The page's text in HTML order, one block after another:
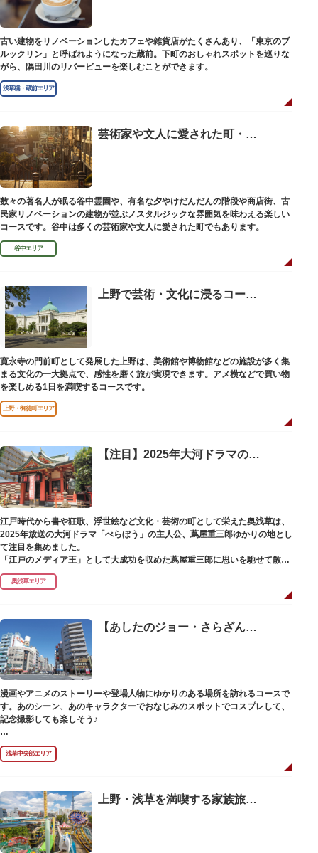
古い建物をリノベーションしたカフェや雑貨店がたくさんあり、「東京のブ
ルックリン」と呼ばれようになった蔵前。下町のおしゃれスポットを巡りな
がら、隅田川のリバービューを楽しむことができます。
浅草橋・蔵前エリア
芸術家や文人に愛された町・谷中を巡るコース【徒歩・日帰り】
数々の著名人が眠る谷中霊園や、有名な夕やけだんだんの階段や商店街、古
民家リノベーションの建物が並ぶノスタルジックな雰囲気を味わえる楽しい
コースです。谷中は多くの芸術家や文人に愛された町でもあります。
谷中エリア
上野で芸術・文化に浸るコース【徒歩・日帰り】
寛永寺の門前町として発展した上野は、美術館や博物館などの施設が多く集
まる文化の一大拠点で、感性を磨く旅が実現できます。アメ横などで買い物
を楽しめる1日を満喫するコースです。
上野・御徒町エリア
【注目】2025年大河ドラマの舞台『奥浅草』を巡るコース【徒歩・日帰り】
江戸時代から書や狂歌、浮世絵など文化・芸術の町として栄えた奥浅草は、
2025年放送の大河ドラマ「べらぼう」の主人公、蔦屋重三郎ゆかりの地とし
て注目を集めました。
「江戸のメディア王」として大成功を収めた蔦屋重三郎に思いを馳せて散策
ができるコースです。
奥浅草エリア
【あしたのジョー・さらざんまい・ワールドダイスター】漫画・アニメの舞台探訪コース
漫画やアニメのストーリーや登場人物にゆかりのある場所を訪れるコースで
す。あのシーン、あのキャラクターでおなじみのスポットでコスプレして、
記念撮影しても楽しそう♪
さらざんまいPDF▷
ワールドダイスター舞台探訪MAP▷
浅草中央部エリア
上野・浅草を満喫する家族旅行プラン【徒歩＆バス・1泊2日】